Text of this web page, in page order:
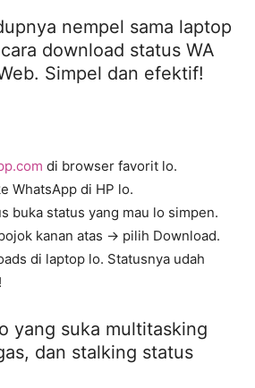
nempel sama laptop
download status WA
Simpel dan efektif!
di browser favorit lo.
WhatsApp di HP lo.
buka status yang mau lo simpen.
kanan atas → pilih Download.
di laptop lo. Statusnya udah
yang suka multitasking
dan stalking status